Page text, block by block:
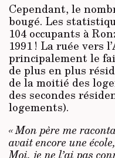
Cependant, le
bougé. Les
104 occupants à
1991 ! La ruée vers
principalement le
de plus en plus
de la moitié des
des secondes
logements).
« Mon père me
avait encore une école,
Moi, je ne l’ai pas